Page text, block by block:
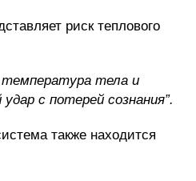
риск теплового
тела и
с потерей сознания”.
также находится